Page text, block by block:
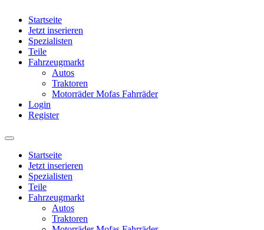
Startseite
Jetzt inserieren
Spezialisten
Teile
Fahrzeugmarkt
Autos
Traktoren
Motorräder Mofas Fahrräder
Login
Register
Startseite
Jetzt inserieren
Spezialisten
Teile
Fahrzeugmarkt
Autos
Traktoren